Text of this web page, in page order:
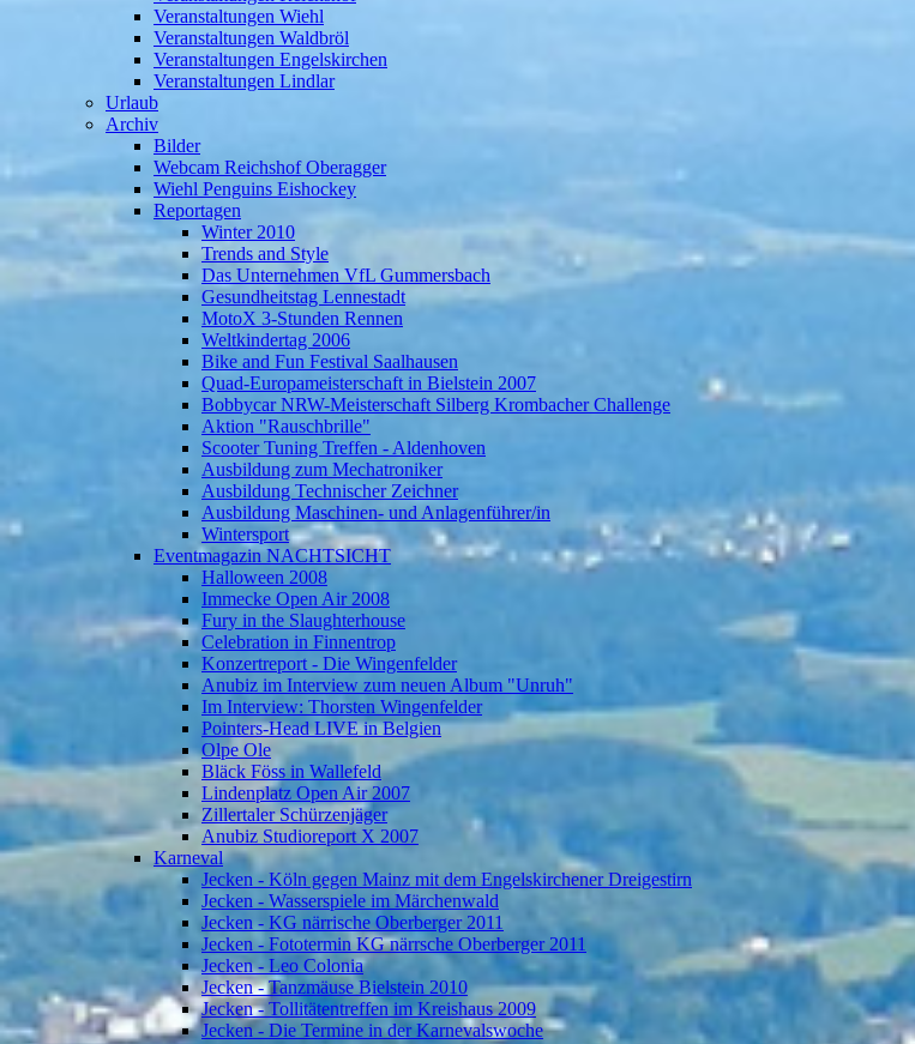
Veranstaltungen Wiehl
Veranstaltungen Waldbröl
Veranstaltungen Engelskirchen
Veranstaltungen Lindlar
Urlaub
Archiv
Bilder
Webcam Reichshof Oberagger
Wiehl Penguins Eishockey
Reportagen
Winter 2010
Trends and Style
Das Unternehmen VfL Gummersbach
Gesundheitstag Lennestadt
MotoX 3-Stunden Rennen
Weltkindertag 2006
Bike and Fun Festival Saalhausen
Quad-Europameisterschaft in Bielstein 2007
Bobbycar NRW-Meisterschaft Silberg Krombacher Challenge
Aktion "Rauschbrille"
Scooter Tuning Treffen - Aldenhoven
Ausbildung zum Mechatroniker
Ausbildung Technischer Zeichner
Ausbildung Maschinen- und Anlagenführer/in
Wintersport
Eventmagazin NACHTSICHT
Halloween 2008
Immecke Open Air 2008
Fury in the Slaughterhouse
Celebration in Finnentrop
Konzertreport - Die Wingenfelder
Anubiz im Interview zum neuen Album "Unruh"
Im Interview: Thorsten Wingenfelder
Pointers-Head LIVE in Belgien
Olpe Ole
Bläck Föss in Wallefeld
Lindenplatz Open Air 2007
Zillertaler Schürzenjäger
Anubiz Studioreport X 2007
Karneval
Jecken - Köln gegen Mainz mit dem Engelskirchener Dreigestirn
Jecken - Wasserspiele im Märchenwald
Jecken - KG närrische Oberberger 2011
Jecken - Fototermin KG närrsche Oberberger 2011
Jecken - Leo Colonia
Jecken - Tanzmäuse Bielstein 2010
Jecken - Tollitätentreffen im Kreishaus 2009
Jecken - Die Termine in der Karnevalswoche